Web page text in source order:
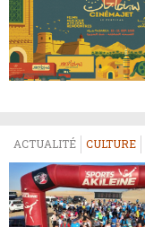
ACTUALITÉ CULTURE